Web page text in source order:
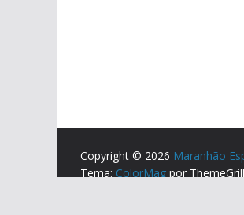
Copyright © 2026 Maranhão
Tema: ColorMag por